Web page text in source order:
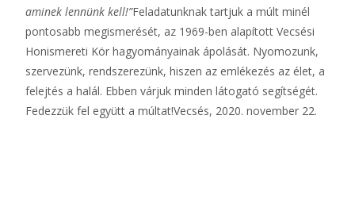
aminek lennünk kell!”Feladatunknak tartjuk a múlt minél
pontosabb megismerését, az 1969-ben alapított Vecsési
Honismereti Kör hagyományainak ápolását. Nyomozunk,
szervezünk, rendszerezünk, hiszen az emlékezés az élet, a
felejtés a halál. Ebben várjuk minden látogató segítségét.
Fedezzük fel együtt a múltat!Vecsés, 2020. november 22.